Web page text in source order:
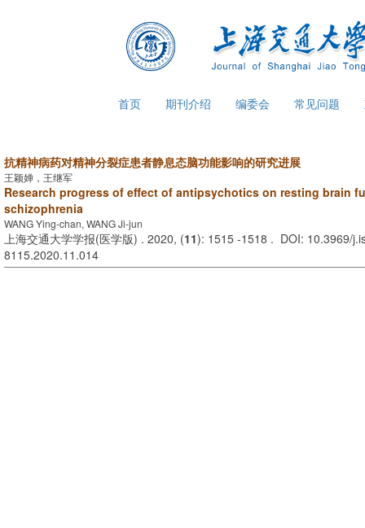
首页 期刊介绍 编委会 常见问题
抗精神病药对精神分裂症患者静息态脑功能影响的研究进展
王颖婵，王继军
Research progress of effect of antipsychotics on resting brain
schizophrenia
WANG Ying-chan, WANG Ji-jun
上海交通大学学报(医学版) . 2020, (11): 1515 -1518 . DOI: 10.3969/
8115.2020.11.014